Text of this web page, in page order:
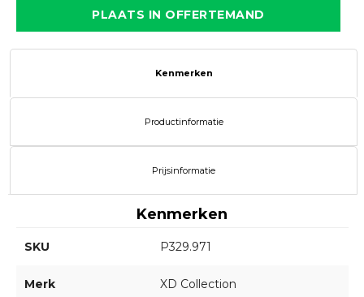
PLAATS IN OFFERTEMAND
Kenmerken
Productinformatie
Prijsinformatie
Kenmerken
SKU P329.971
Merk XD Collection